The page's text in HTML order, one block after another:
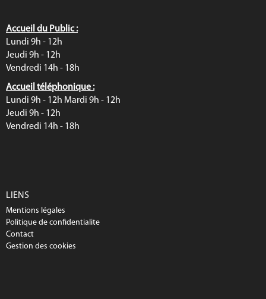
Accueil du Public :
Lundi 9h - 12h
Jeudi 9h - 12h
Vendredi 14h - 18h
Accueil téléphonique :
Lundi 9h - 12h Mardi 9h - 12h
Jeudi 9h - 12h
Vendredi 14h - 18h
LIENS
Mentions légales
Politique de confidentialite
Contact
Gestion des cookies